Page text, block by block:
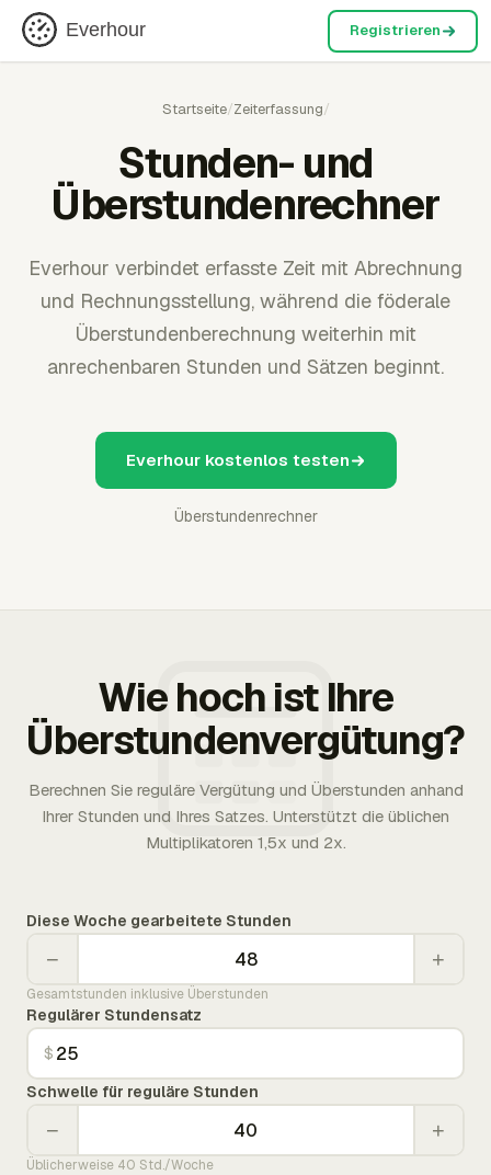
Everhour Registrieren
Startseite/Zeiterfassung/
Stunden- und
Überstundenrechner
Everhour verbindet erfasste Zeit mit Abrechnung
und Rechnungsstellung, während die föderale
Überstundenberechnung weiterhin mit
anrechenbaren Stunden und Sätzen beginnt.
Everhour kostenlos testen
Überstundenrechner
Wie hoch ist Ihre
Überstundenvergütung?
Berechnen Sie reguläre Vergütung und Überstunden anhand
Ihrer Stunden und Ihres Satzes. Unterstützt die üblichen
Multiplikatoren 1,5x und 2x.
Diese Woche gearbeitete Stunden
− +
Gesamtstunden inklusive Überstunden
Regulärer Stundensatz
$
Schwelle für reguläre Stunden
− +
Üblicherweise 40 Std./Woche